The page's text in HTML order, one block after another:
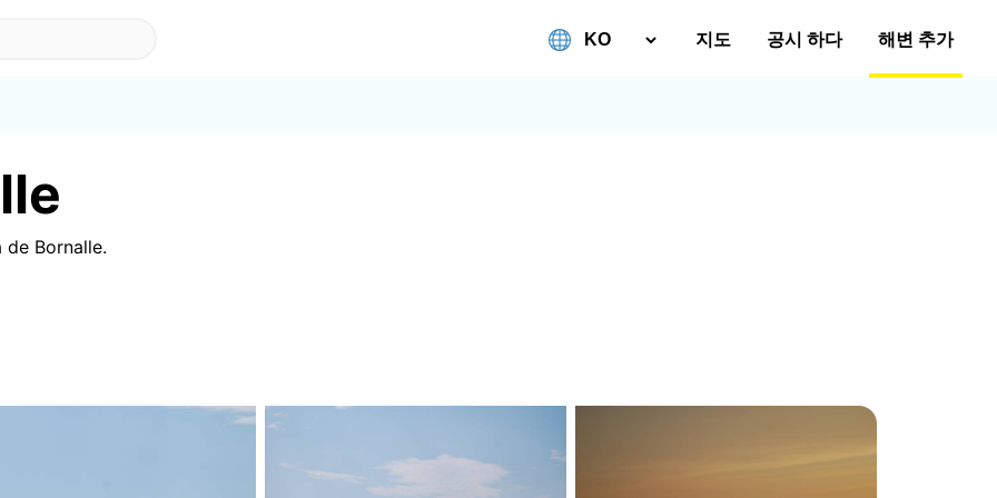
지도 공시 하다 해변 추가
de Bornalle.